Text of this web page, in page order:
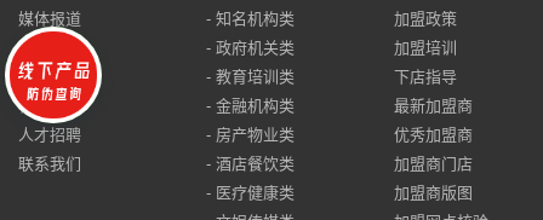
媒体报道
品牌打假
防伪查询
合同查询
人才招聘
联系我们
- 知名机构类
- 政府机关类
- 教育培训类
- 金融机构类
- 房产物业类
- 酒店餐饮类
- 医疗健康类
加盟政策
加盟培训
下店指导
最新加盟商
优秀加盟商
加盟商门店
加盟商版图